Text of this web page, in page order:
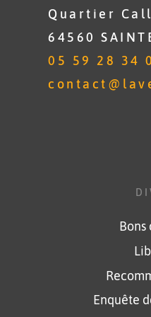
Quartier
64560
05 59 28 34
Bons
Enquête